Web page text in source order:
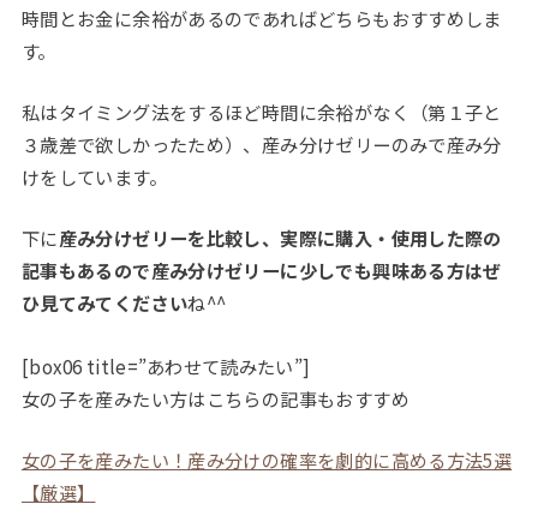
時間とお金に余裕があるのであればどちらもおすすめしま
す。
私はタイミング法をするほど時間に余裕がなく（第１子と
３歳差で欲しかったため）、産み分けゼリーのみで産み分
けをしています。
下に産み分けゼリーを比較し、実際に購入・使用した際の
記事もあるので産み分けゼリーに少しでも興味ある方はぜ
ひ見てみてくださいね^^
[box06 title=”あわせて読みたい”]
女の子を産みたい方はこちらの記事もおすすめ
女の子を産みたい！産み分けの確率を劇的に高める方法5選
【厳選】